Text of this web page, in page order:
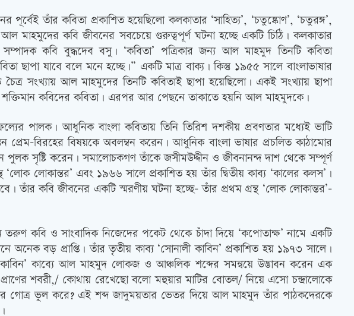
তাঁর কবিতা প্রকাশিত হয়েছিলো কলকাতার ‘সাহিত্য’, ‘চতুষ্কোণ’, ‘চতুরঙ্গ’,
মাহমুদের কবি জীবনের সবচেয়ে গুরুত্বপূর্ণ ঘটনা হচ্ছে একটি চিঠি। কলকাতার
সম্পাদক কবি বুদ্ধদেব বসু। ‘কবিতা’ পত্রিকার জন্য আল মাহমুদ তিনটি কবিতা
ছাপা যাবে বলে মনে হচ্ছে।” একটি মাত্র বাক্য। কিন্তু ১৯৫৫ সালে বাংলাভাষার
সংখ্যায় আল মাহমুদের তিনটি কবিতাই ছাপা হয়েছিলো। একই সংখ্যায় ছাপা
কবিদের কবিতা। এরপর আর পেছনে তাকাতে হয়নি আল মাহমুদকে।
পালক। আধুনিক বাংলা কবিতায় তিনি তিরিশ দশকীয় প্রবণতার মধ্যেই ভাটি
প্রেম-বিরহের বিষয়কে অবলম্বন করেন। আধুনিক বাংলা ভাষার প্রচলিত কাঠামোর
পুলক সৃষ্টি করেন। সমালোচকগণ তাঁকে জসীমউদ্দীন ও জীবনানন্দ দাশ থেকে সম্পূর্ণ
লোকান্তর’ এবং ১৯৬৬ সালে প্রকাশিত হয় তাঁর দ্বিতীয় কাব্য ‘কালের কলস’।
তাঁর কবি জীবনের একটি স্মরণীয় ঘটনা হচ্ছে- তাঁর প্রথম গ্রন্থ ‘লোক লোকান্তর’-
কবি ও সাংবাদিক নিজেদের পকেট থেকে চাঁদা দিয়ে ‘কপোতাক্ষ’ নামে একটি
অনেক বড় প্রাপ্তি। তাঁর তৃতীয় কাব্য ‘সোনালী কাবিন’ প্রকাশিত হয় ১৯৭৩ সালে।
কাবিন’ কাব্যে আল মাহমুদ লোকজ ও আঞ্চলিক শব্দের সমন্বয়ে উদ্ভাবন করেন এক
শবরী,/ কোথায় রেখেছো বলো মহুয়ার মাটির বোতল/ নিয়ে এসো চন্দ্রালোকে
গোত্র ভুল করে? এই শব্দ জাদুময়তার ভেতর দিয়ে আল মাহমুদ তাঁর পাঠকদেরকে